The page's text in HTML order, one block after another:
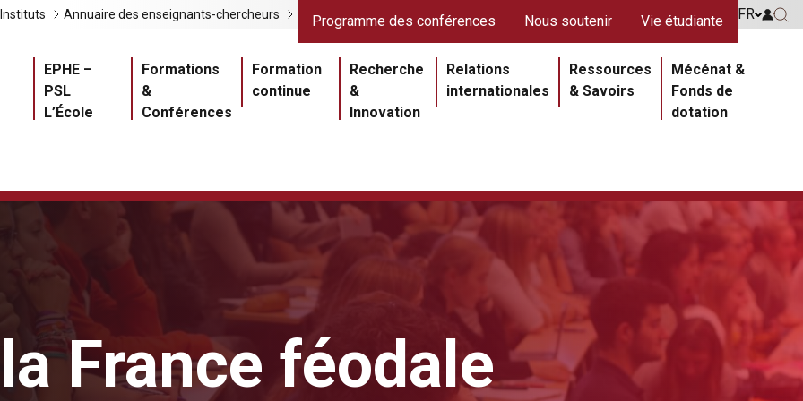
Navigation principale
EPHE –
PSL
L’École
Formations
&
Conférences
Formation
continue
Recherche
&
Innovation
Relations
internationales
Ressources
& Savoirs
Mécénat &
Fonds de
dotation
Liens gris
Instituts Annuaire des enseignants-chercheurs Liens rouges
Programme des conférences Nous soutenir Vie étudiante FR Go to
Go
Master Section
France féodale